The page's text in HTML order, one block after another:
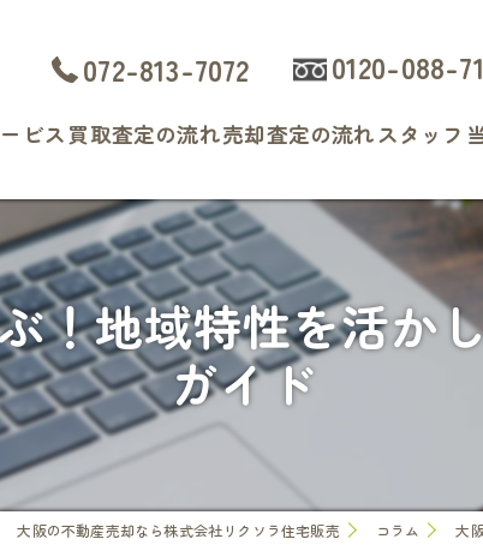
072-813-7072 0120-088-
ビス
よくある質問
買取査定の流れ売却査定の流れスタッフ
！地域特性を活か
ガイド
大阪の不動産売却なら株式会社リクソラ住宅販売 コラム 大